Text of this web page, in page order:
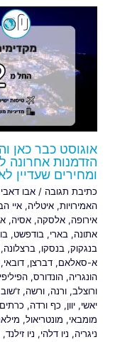
אוגוסט כבר כאן
הזדמנות אחרונה
ומחירים שעדיין
כתיבת תגובה /אבו דאבי
האמירויות,איטליה,איי
אירופה,אלסקה,אסיה,
אתונה,בארי,בודפשט,
בנגקוק,בנסקו,ברצלונה,
א-סאלאם,דברצן,דובאי
הונגריה,הונדורס,
ורוצלב,ורנה,ורשה,ז'שוב
יאשי,יוון, כף ורדה, כרתים
מומבאי, מונטריאול,
ניגריה, ניו דלהי, ניו זילנד,